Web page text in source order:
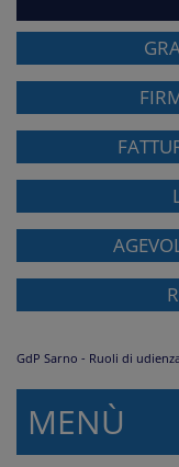
GdP Sarno - Ruoli di
MENÙ